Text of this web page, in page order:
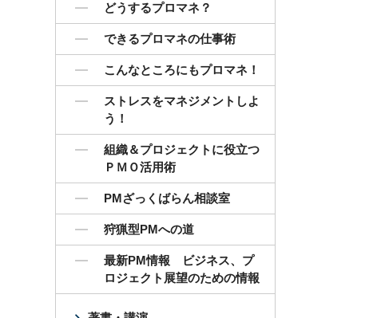
どうするプロマネ？
できるプロマネの仕事術
こんなところにもプロマネ！
ストレスをマネジメントしよ
う！
組織＆プロジェクトに役立つ
ＰＭＯ活用術
PMざっくばらん相談室
狩猟型PMへの道
最新PM情報 ビジネス、プ
ロジェクト展望のための情報